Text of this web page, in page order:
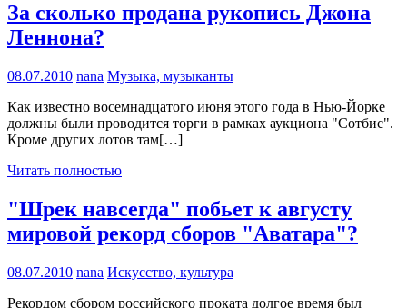
За сколько продана рукопись Джона
Леннона?
08.07.2010 nana Музыка, музыканты
Как известно восемнадцатого июня этого года в Нью-Йорке
должны были проводится торги в рамках аукциона "Сотбис".
Кроме других лотов там[…]
Читать полностью
"Шрек навсегда" побьет к августу
мировой рекорд сборов "Аватара"?
08.07.2010 nana Искусство, культура
Рекордом сбором российского проката долгое время был